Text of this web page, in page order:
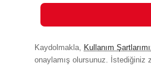
Kaydolmakla, Kullanım
onaylamış olursunuz. İstediğiniz